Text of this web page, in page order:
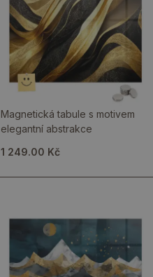
Magnetická tabule s motivem
elegantní abstrakce
1 249.00 Kč